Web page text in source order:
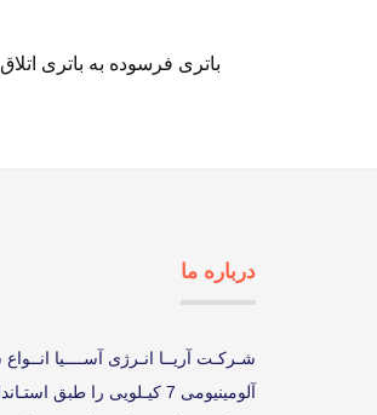
باتری فرسوده به باتری
درباره ما
شـرکـت آریــا انـرژی آســــیا
آلومینیومی 7 کیـلویی را طبق